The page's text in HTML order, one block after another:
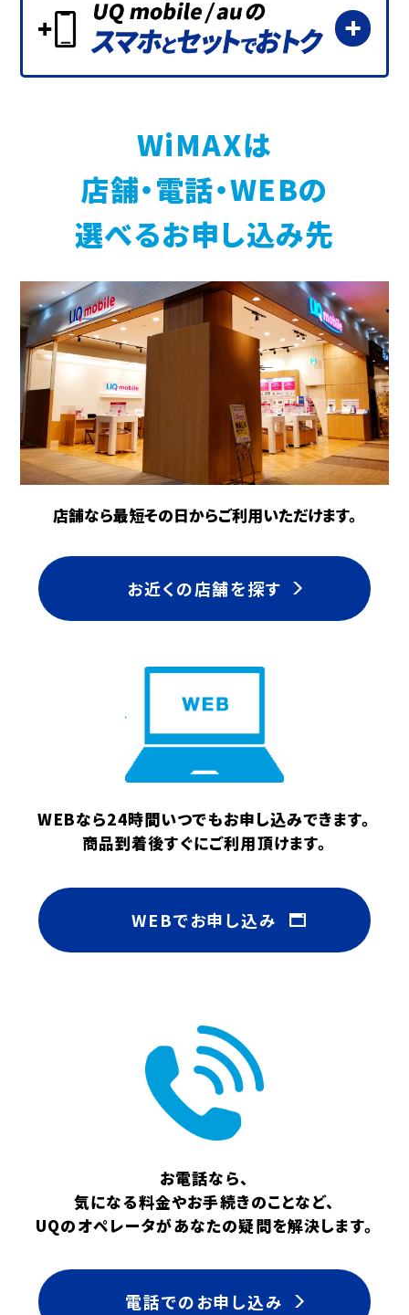
⑤「ギガ放題プラス Netflixパック」
※ハート割プランも対象となります。
＜条件＞
用します。月額料金が日割の場合、割引額も
※割引期間中に対象プラン以外への変更・解
約をした場合、手続きの当月をもって終了し
ます。
①②のプランへ変更した場合、本割引の適用
は当月利用分をもって終了します。
※端末の購入に関わらず本割引を適用しま
す。
※「WiMAX +5G はじめる割」を適用中もしく
は適用されていたことがある場合など、他の
施策とは併用できないことがあります。
注釈をすべて非表示
WiMAXは
店舗・電話・WEBの
選べるお申し込み先
店舗なら最短その日からご利用いただけます。
お近くの店舗を探す
WEBなら24時間いつでもお申し込みできます。
商品到着後すぐにご利用頂けます。
WEBでお申し込み
お電話なら、
気になる料金やお手続きのことなど、
UQのオペレータがあなたの疑問を解決します。
電話でのお申し込み